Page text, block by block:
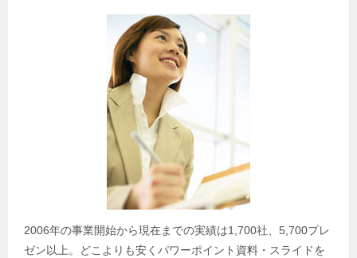
2006年の事業開始から現在までの実績は1,700社、5,700プレ
ゼン以上。どこよりも安くパワーポイント資料・スライドを